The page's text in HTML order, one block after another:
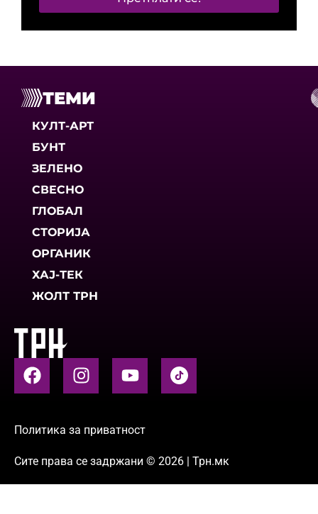
ТЕМИ
КУЛТ-АРТ
БУНТ
ЗЕЛЕНО
СВЕСНО
ГЛОБАЛ
СТОРИЈА
ОРГАНИК
ХАЈ-ТЕК
ЖОЛТ ТРН
Политика за приватност
Сите права се задржани © 2026 | Трн.мк